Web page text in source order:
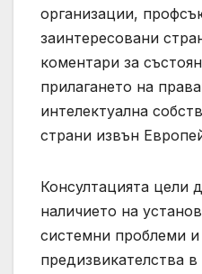
организации,
заинтересовани
коментари за
прилагането на
интелектуална
страни извън
Консултацията цели
наличието на
системни проблеми и
предизвикателства в